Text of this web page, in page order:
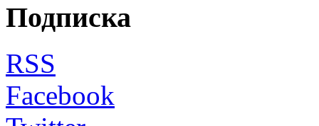
Подписка
RSS
Facebook